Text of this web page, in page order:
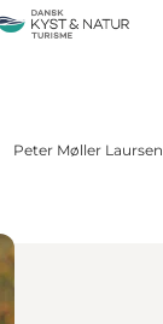
Peter Møller Laursen